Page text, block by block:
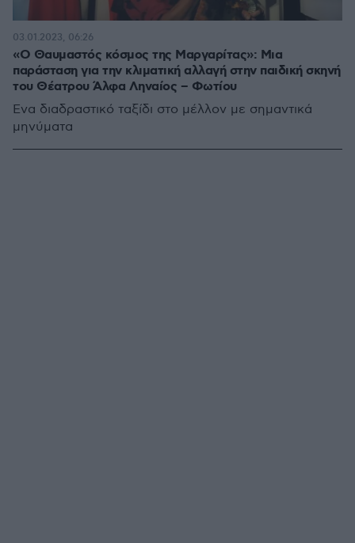
«Ο Θαυμαστός κόσμος της Μαργαρίτας»: Μια
παράσταση για την κλιματική αλλαγή στην παιδική σκηνή
του Θέατρου Άλφα Ληναίος – Φωτίου
Ένα διαδραστικό ταξίδι στο μέλλον με σημαντικά
μηνύματα
03.01.2023, 06:26